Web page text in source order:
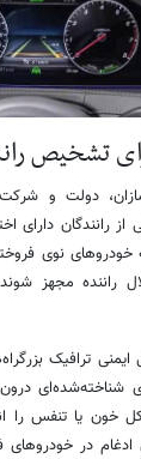
تشخیص
دولت و
رانندگان دارای
راننده مجهز
شناخته‌شده‌ای
خون یا تنفس را
ادغام در